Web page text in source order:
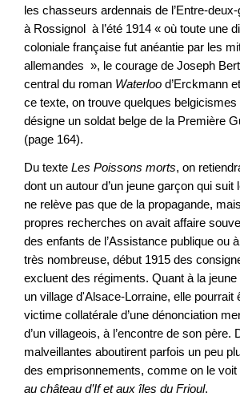
les chasseurs ardennais de l’Entre-
à Rossignol à l’été 1914 « où toute une
coloniale française fut anéantie par les
allemandes », le courage de Joseph
central du roman Waterloo d’Erckmann
ce texte, on trouve quelques
désigne un soldat belge de la Première
(page 164).
Du texte Les Poissons morts, on
dont un autour d’un jeune garçon qui
ne relève pas que de la propagande,
propres recherches on avait affaire
des enfants de l’Assistance publique ou
très nombreuse, début 1915 des
excluent des régiments. Quant à la jeune
un village d'Alsace-Lorraine, elle pourrait
victime collatérale d’une dénonciation
d’un villageois, à l’encontre de son père.
malveillantes aboutirent parfois un peu
des emprisonnements, comme on le voit
au château d’If et aux îles du Frioul.